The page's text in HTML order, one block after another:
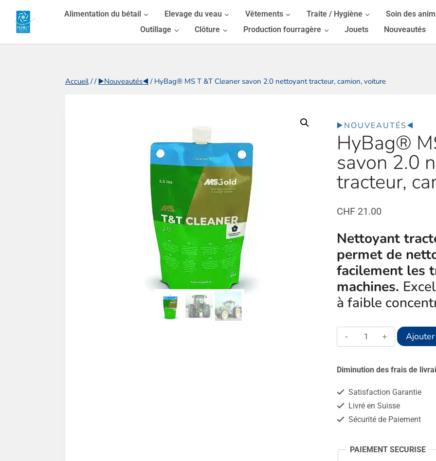
Alimentation du bétail Elevage du veau Vêtements Traite / Hygiène Soin des
Outillage
Clôture Production fourragère Jouets Nouveautés
Accueil / / ▶️Nouveautés◀️ / HyBag® MS T &T Cleaner savon 2.0 nettoyant tracteur, camion, voiture
▶️NOUVEAUTÉS◀️
HyBag®
savon 2.0
tracteur,
CHF 21.00
Nettoyant
permet de
facilement les
machines.
à faible
quantité
de
HyBag®
T
Diminution des frais de
Satisfaction Garantie
Livré en Suisse
Sécurité de Paiement
PAIEMENT SECURISE